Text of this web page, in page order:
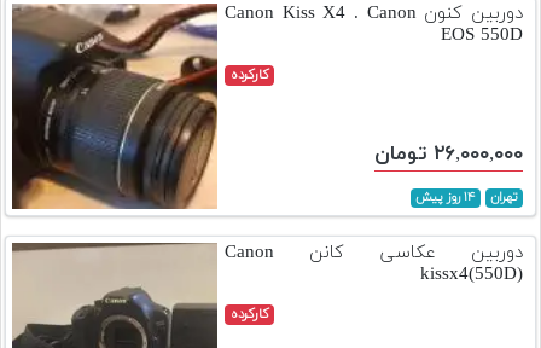
دوربین کنون Canon Kiss X4 . Canon
EOS 550D
کارکرده
۲۶,۰۰۰,۰۰۰ تومان
تهران ۱۴ روز پیش
دوربین عکاسی کانن Canon
kissx4(550D)
کارکرده